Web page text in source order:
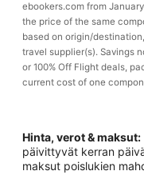
ebookers.com from
the price of the same
based on origin/
travel supplier(s). Savings
or 100% Off Flight deals,
current cost of one
Hinta, verot & maksut:
päivittyvät kerran
maksut poislukien